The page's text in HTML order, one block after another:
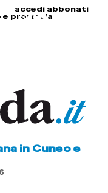
accedi abbonati
e provincia
in Cuneo e